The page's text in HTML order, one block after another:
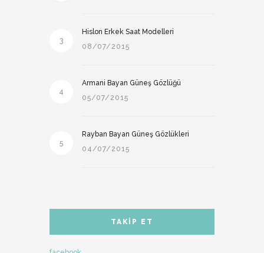
3
Hislon Erkek Saat Modelleri
08/07/2015
4
Armani Bayan Güneş Gözlüğü
05/07/2015
5
Rayban Bayan Güneş Gözlükleri
04/07/2015
TAKIP ET